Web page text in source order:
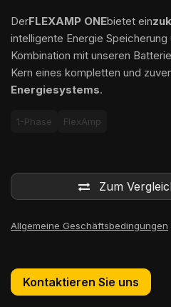
DerFLEXAMP ONEbietet ein
intelligente Energie
Kombination mit unseren
Kern eines kompletten und
Energiesystems.
1-Phase FlexAmp
Zum
Allgemeine Geschäftsbedingungen
Kontaktieren Sie uns